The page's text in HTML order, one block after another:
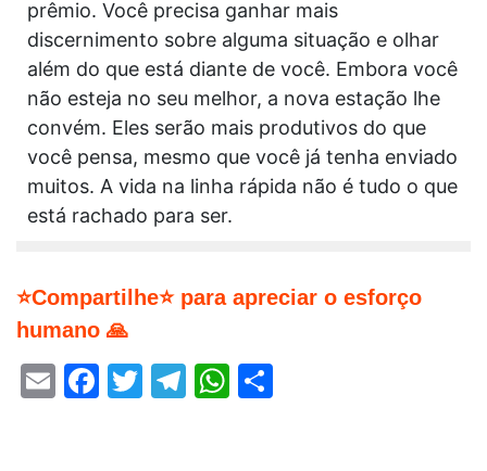
prêmio. Você precisa ganhar mais
discernimento sobre alguma situação e olhar
além do que está diante de você. Embora você
não esteja no seu melhor, a nova estação lhe
convém. Eles serão mais produtivos do que
você pensa, mesmo que você já tenha enviado
muitos. A vida na linha rápida não é tudo o que
está rachado para ser.
⭐Compartilhe⭐ para apreciar o esforço
humano 🙏
EmailFacebook
Twitter
Telegram
WhatsApp